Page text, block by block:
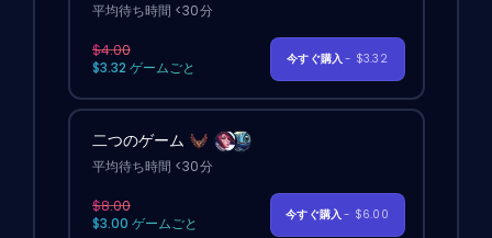
平均待ち時間 <30分
$4.00
$3.32 ゲームごと
今すぐ購入- $3.32
二つのゲーム
平均待ち時間 <30分
$8.00
$3.00 ゲームごと
今すぐ購入- $6.00